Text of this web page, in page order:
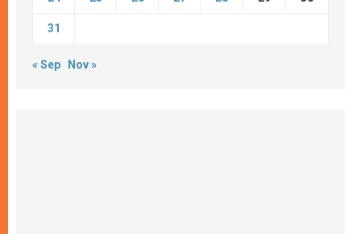
31
« Sep Nov »